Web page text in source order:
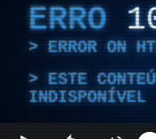
ERRO
ERROR ON
ESTE
INDISPONÍVEL